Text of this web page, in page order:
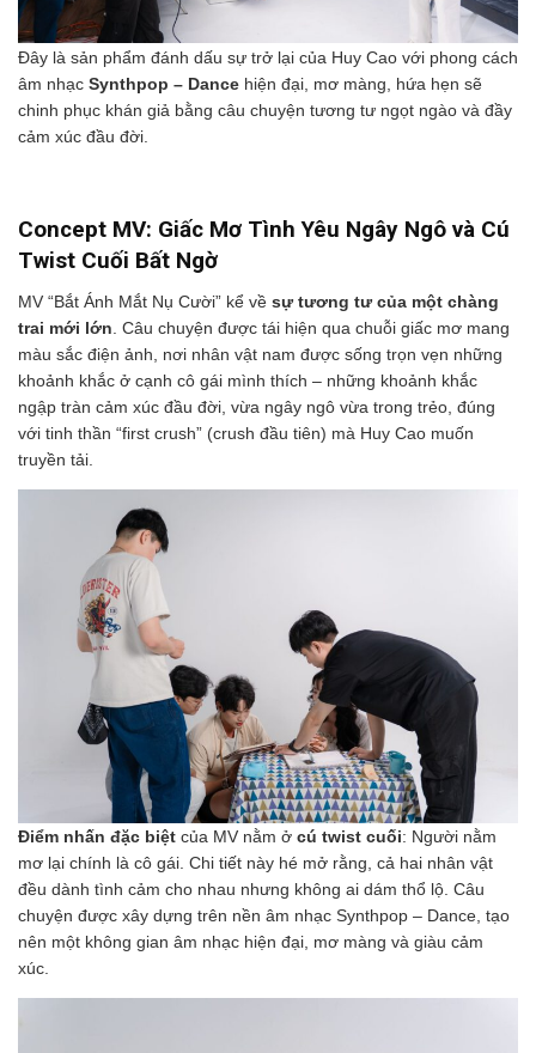
Đây là sản phẩm đánh dấu sự trở lại của Huy Cao với phong cách
âm nhạc Synthpop – Dance hiện đại, mơ màng, hứa hẹn sẽ
chinh phục khán giả bằng câu chuyện tương tư ngọt ngào và đầy
cảm xúc đầu đời.
Concept MV: Giấc Mơ Tình Yêu Ngây Ngô và Cú
Twist Cuối Bất Ngờ
MV “Bắt Ánh Mắt Nụ Cười” kể về sự tương tư của một chàng
trai mới lớn . Câu chuyện được tái hiện qua chuỗi giấc mơ mang
màu sắc điện ảnh, nơi nhân vật nam được sống trọn vẹn những
khoảnh khắc ở cạnh cô gái mình thích – những khoảnh khắc
ngập tràn cảm xúc đầu đời, vừa ngây ngô vừa trong trẻo, đúng
với tinh thần “first crush” (crush đầu tiên) mà Huy Cao muốn
truyền tải.
Điểm nhấn đặc biệt của MV nằm ở cú twist cuối: Người nằm
mơ lại chính là cô gái. Chi tiết này hé mở rằng, cả hai nhân vật
đều dành tình cảm cho nhau nhưng không ai dám thổ lộ. Câu
chuyện được xây dựng trên nền âm nhạc Synthpop – Dance, tạo
nên một không gian âm nhạc hiện đại, mơ màng và giàu cảm
xúc.